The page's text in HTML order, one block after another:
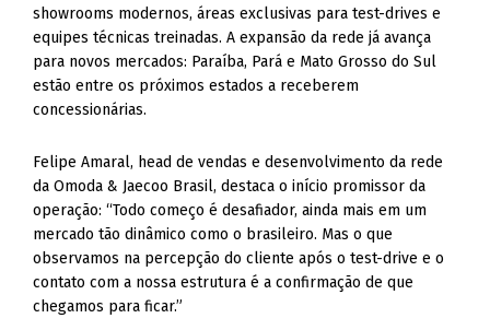
showrooms modernos, áreas exclusivas para test-drives e
equipes técnicas treinadas. A expansão da rede já avança
para novos mercados: Paraíba, Pará e Mato Grosso do Sul
estão entre os próximos estados a receberem
concessionárias.
Felipe Amaral, head de vendas e desenvolvimento da rede
da Omoda & Jaecoo Brasil, destaca o início promissor da
operação: “Todo começo é desafiador, ainda mais em um
mercado tão dinâmico como o brasileiro. Mas o que
observamos na percepção do cliente após o test-drive e o
contato com a nossa estrutura é a confirmação de que
chegamos para ficar.”